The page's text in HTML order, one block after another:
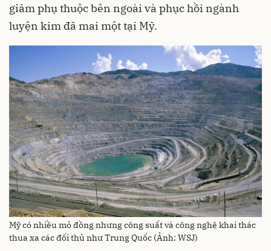
giảm phụ thuộc bên ngoài và phục hồi ngành
luyện kim đã mai một tại Mỹ.
Mỹ có nhiều mỏ đồng nhưng công suất và công nghệ khai thác
thua xa các đối thủ như Trung Quốc (Ảnh: WSJ)